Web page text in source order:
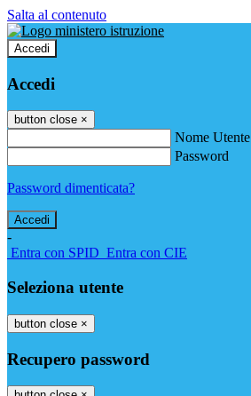
Salta al contenuto
Accedi
Accedi
button close ×
Nome Utente
Password
Password dimenticata?
-
Entra con SPID Entra con CIE
Seleziona utente
button close ×
Recupero password